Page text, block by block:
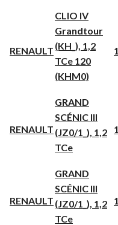
RENAULT
CLIO IV
Grandtour
(KH_), 1,2
TCe 120
(KHM0)
RENAULT
GRAND
SCÉNIC III
(JZ0/1_), 1,2
TCe
RENAULT
GRAND
SCÉNIC III
(JZ0/1_), 1,2
TCe